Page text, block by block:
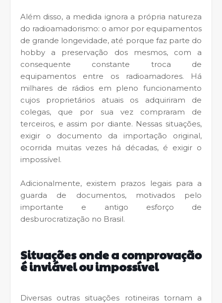
Além disso, a medida ignora a própria natureza
do radioamadorismo: o amor por equipamentos
de grande longevidade, até porque faz parte do
hobby a preservação dos mesmos, com a
consequente constante troca de
equipamentos entre os radioamadores. Há
milhares de rádios em pleno funcionamento
cujos proprietários atuais os adquiriram de
colegas, que por sua vez compraram de
terceiros, e assim por diante. Nessas situações,
exigir o documento da importação original,
ocorrida muitas vezes há décadas, é exigir o
impossível.
Adicionalmente, existem prazos legais para a
guarda de documentos, motivados pelo
importante e antigo esforço de
desburocratização no Brasil.
Situações onde a comprovação
é inviável ou impossível
Diversas outras situações rotineiras tornam a